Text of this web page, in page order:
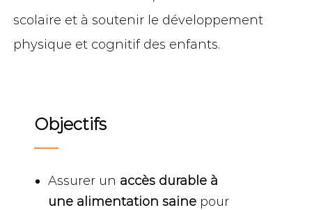
scolaire et à soutenir le développement
physique et cognitif des enfants.
Objectifs
Assurer un accès durable à
une alimentation sainepour